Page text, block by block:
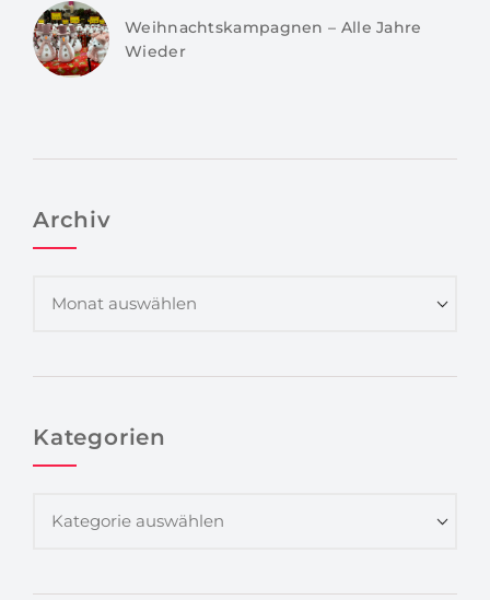
Weihnachtskampagnen – Alle Jahre
Wieder
Archiv
Kategorien